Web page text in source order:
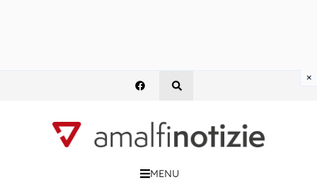
MENU
×